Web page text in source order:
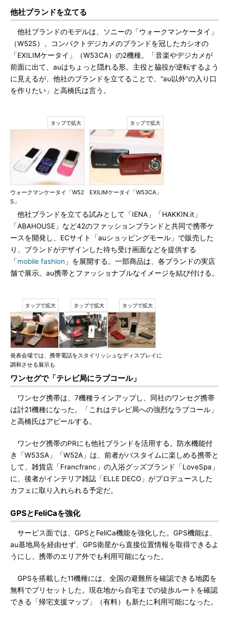
他社ブランドを立てる
他社ブランドのモデルは、ソニーの「ウォークマンケータイ」
（W52S）、コンパクトデジカメのブランドを冠したカシオの
「EXILIMケータイ」（W53CA）の2機種。「音楽やデジカメが
前面に出て、auはちょっと隠れる形。主役と脇役が逆転するよう
に見えるが、他社のブランドを立てることで、“au以外”の入り口
を作りたい」と高橋氏は言う。
ウォークマンケータイ「W52
S」
EXILIMケータイ「W53CA」
他社ブランドを立てる試みとして「IENA」「HAKKIN.it」
「ABAHOUSE」など42のファッションブランドと共同で携帯ケ
ースを開発し、ECサイト「auショッピングモール」で販売した
り、ブランドがデザインした待ち受け画面などを提供する
「mobile fashion 」を展開する。一部商品は、各ブランドの実店
舗で展示。au携帯とファッショナブルなイメージを結び付ける。
発表会場では、携帯電話をスタイリッシュなディスプレイに
調和させる展示も
ワンセグで「テレビ局にラブコール」
ワンセグ携帯は、7機種ラインアップし、同社のワンセグ携帯
は計21機種になった。「これはテレビ局への強烈なラブコール」
と高橋氏はアピールする。
ワンセグ携帯のPRにも他社ブランドを活用する。防水機能付
き「W53SA」「W52A」は、前者がバスタイムに楽しめる携帯と
して、雑貨店「Francfranc」の入浴グッズブランド「LoveSpa」
に、後者がインテリア雑誌「ELLE DECO」がプロデュースした
カフェに取り入れられる予定だ。
GPSとFeliCaを強化
サービス面では、GPSとFeliCa機能を強化した。GPS機能は、
au基地局を経由せず、GPS衛星から直接位置情報を取得できるよ
うにし、携帯のエリア外でも利用可能になった。
GPSを搭載した11機種には、全国の避難所を確認できる地図を
無料でプリセットした。現在地から自宅までの徒歩ルートを確認
できる「帰宅支援マップ」（有料）も新たに利用可能になった。